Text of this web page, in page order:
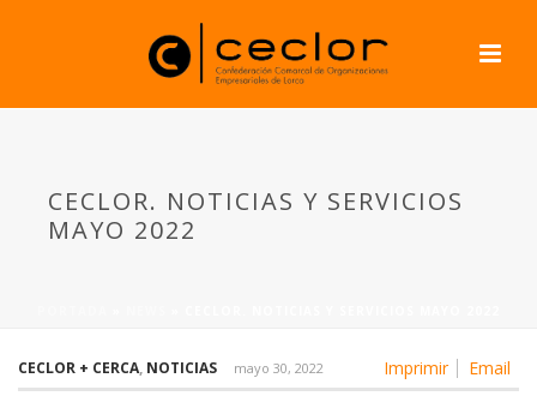
CECLOR. NOTICIAS Y SERVICIOS
MAYO 2022
Imprimir Email
CECLOR + CERCA, NOTICIAS mayo 30, 2022